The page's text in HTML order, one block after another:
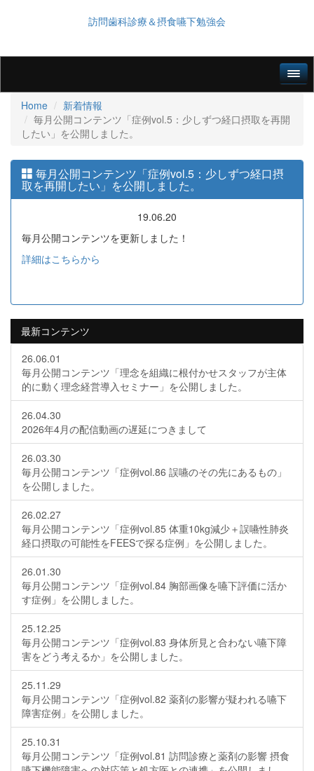
訪問歯科診療＆摂食嚥下勉強会
Home
新着情報
毎月公開コンテンツ「症例vol.5：少しずつ経口摂取を再開
したい」を公開しました。
毎月公開コンテンツ「症例vol.5：少しずつ経口摂
取を再開したい」を公開しました。
19.06.20
毎月公開コンテンツを更新しました！
詳細はこちらから
最新コンテンツ
26.06.01
毎月公開コンテンツ「理念を組織に根付かせスタッフが主体
的に動く理念経営導入セミナー」を公開しました。
26.04.30
2026年4月の配信動画の遅延につきまして
26.03.30
毎月公開コンテンツ「症例vol.86 誤嚥のその先にあるもの」
を公開しました。
26.02.27
毎月公開コンテンツ「症例vol.85 体重10kg減少＋誤嚥性肺炎
経口摂取の可能性をFEESで探る症例」を公開しました。
26.01.30
毎月公開コンテンツ「症例vol.84 胸部画像を嚥下評価に活か
す症例」を公開しました。
25.12.25
毎月公開コンテンツ「症例vol.83 身体所見と合わない嚥下障
害をどう考えるか」を公開しました。
25.11.29
毎月公開コンテンツ「症例vol.82 薬剤の影響が疑われる嚥下
障害症例」を公開しました。
25.10.31
毎月公開コンテンツ「症例vol.81 訪問診療と薬剤の影響 摂食